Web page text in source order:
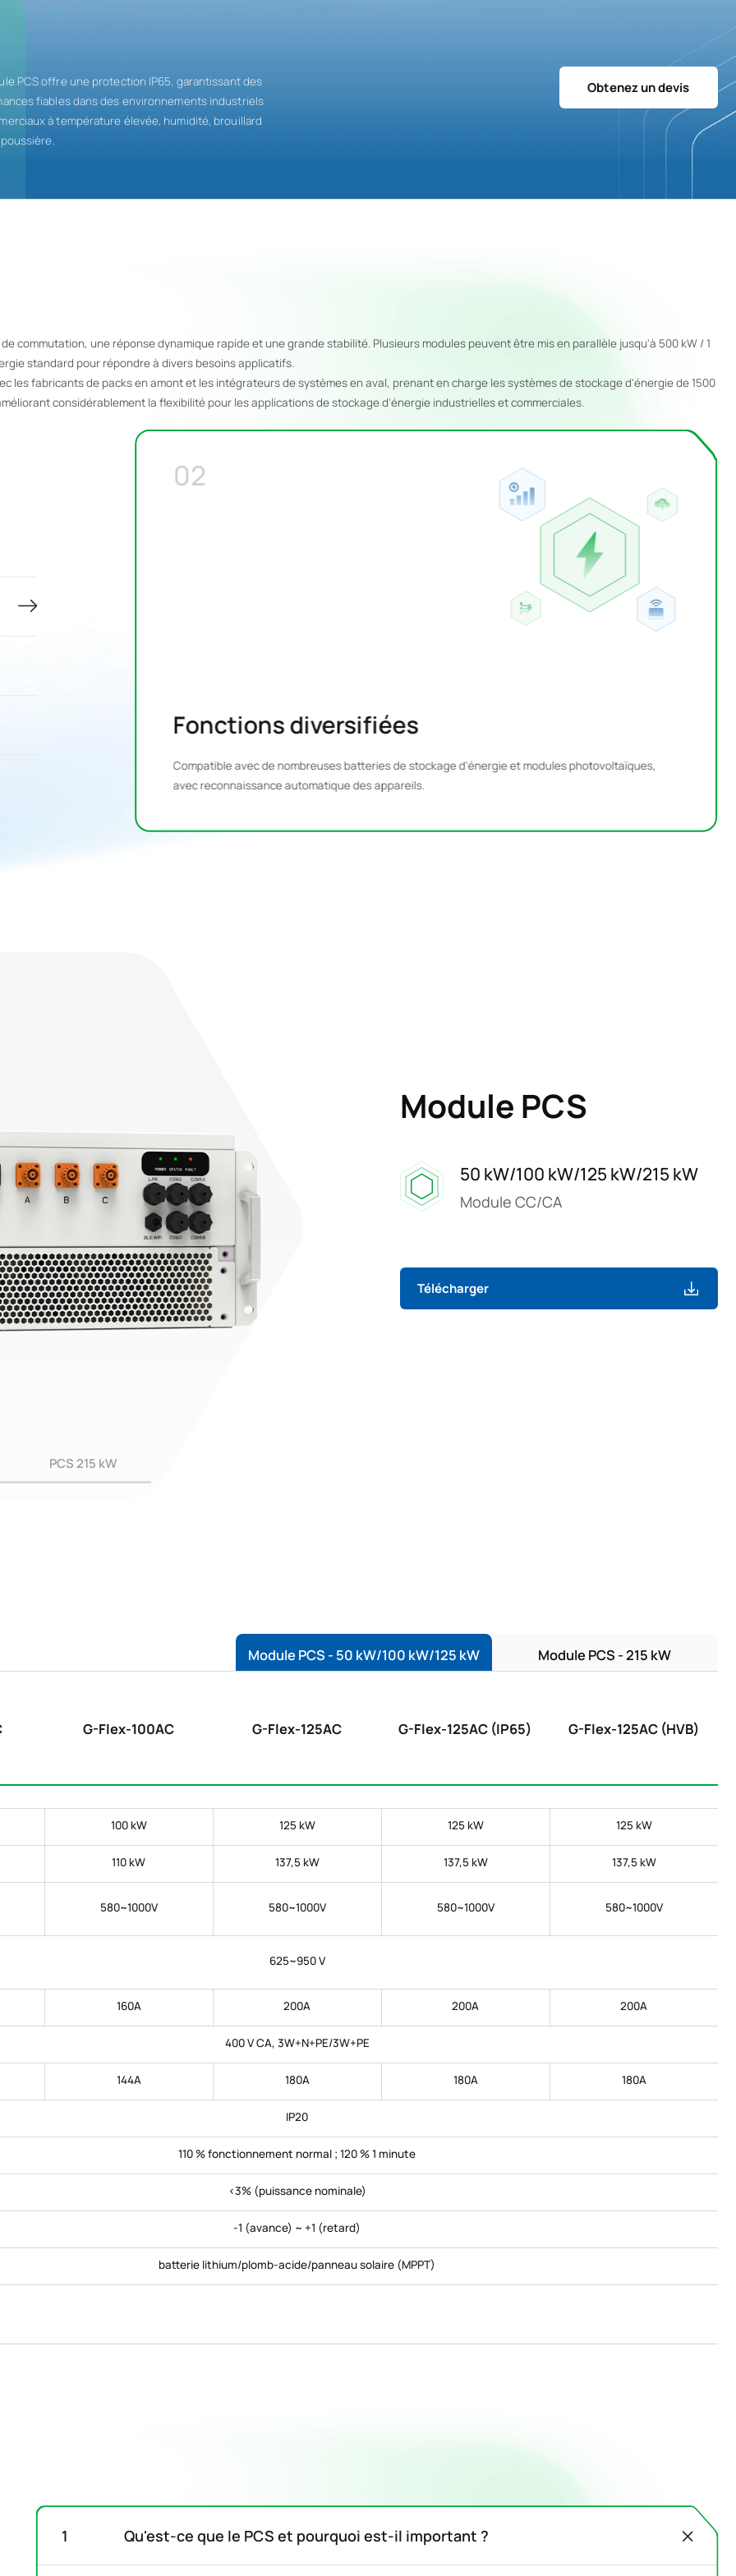
PCS offre une protection IP65, garantissant des
fiables dans des environnements industriels
à température élevée, humidité, brouillard
Obtenez un devis
commutation, une réponse dynamique rapide et une grande stabilité. Plusieurs modules peuvent être mis en parallèle jusqu'à 500 kW / 1
standard pour répondre à divers besoins applicatifs.
les fabricants de packs en amont et les intégrateurs de systèmes en aval, prenant en charge les systèmes de stockage d'énergie de 1500
considérablement la flexibilité pour les applications de stockage d'énergie industrielles et commerciales.
02
Fonctions diversifiées
Compatible avec de nombreuses batteries de stockage d'énergie et modules photovoltaïques,
avec reconnaissance automatique des appareils.
PCS 215 kW
Module PCS
50 kW/100 kW/125 kW/215 kW
Module CC/CA
Télécharger
Module PCS - 50 kW/100 kW/125 kW Module PCS - 215 kW
G-Flex-100AC G-Flex-125AC G-Flex-125AC (IP65) G-Flex-125AC (HVB)
100 kW 125 kW 125 kW 125 kW
110 kW 137,5 kW 137,5 kW 137,5 kW
580~1000V 580~1000V 580~1000V 580~1000V
625~950 V
160A 200A 200A 200A
400 V CA, 3W+N+PE/3W+PE
144A 180A 180A 180A
IP20
110 % fonctionnement normal ; 120 % 1 minute
<3% (puissance nominale)
-1 (avance) ~ +1 (retard)
batterie lithium/plomb-acide/panneau solaire (MPPT)
Qu'est-ce que le PCS et pourquoi est-il important ?